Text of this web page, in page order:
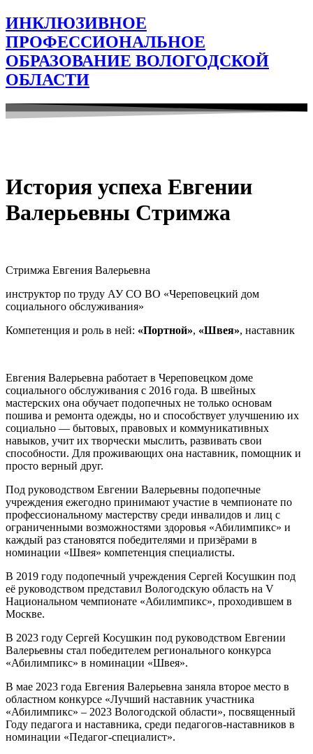
ИНКЛЮЗИВНОЕ
ПРОФЕССИОНАЛЬНОЕ
ОБРАЗОВАНИЕ ВОЛОГОДСКОЙ
ОБЛАСТИ
История успеха Евгении
Валерьевны Стримжа
Стримжа Евгения Валерьевна
инструктор по труду АУ СО ВО «Череповецкий дом
социального обслуживания»
Компетенция и роль в ней: «Портной», «Швея», наставник
Евгения Валерьевна работает в Череповецком доме
социального обслуживания с 2016 года. В швейных
мастерских она обучает подопечных не только основам
пошива и ремонта одежды, но и способствует улучшению их
социально — бытовых, правовых и коммуникативных
навыков, учит их творчески мыслить, развивать свои
способности. Для проживающих она наставник, помощник и
просто верный друг.
Под руководством Евгении Валерьевны подопечные
учреждения ежегодно принимают участие в чемпионате по
профессиональному мастерству среди инвалидов и лиц с
ограниченными возможностями здоровья «Абилимпикс» и
каждый раз становятся победителями и призёрами в
номинации «Швея» компетенция специалисты.
В 2019 году подопечный учреждения Сергей Косушкин под
её руководством представил Вологодскую область на V
Национальном чемпионате «Абилимпикс», проходившем в
Москве.
В 2023 году Сергей Косушкин под руководством Евгении
Валерьевны стал победителем регионального конкурса
«Абилимпикс» в номинации «Швея».
В мае 2023 года Евгения Валерьевна заняла второе место в
областном конкурсе «Лучший наставник участника
«Абилимпикс» – 2023 Вологодской области», посвященный
Году педагога и наставника, среди педагогов-наставников в
номинации «Педагог-специалист».